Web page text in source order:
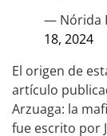
— Nórida
18, 2024
El origen de
artículo
Arzuaga: la
fue escrito por